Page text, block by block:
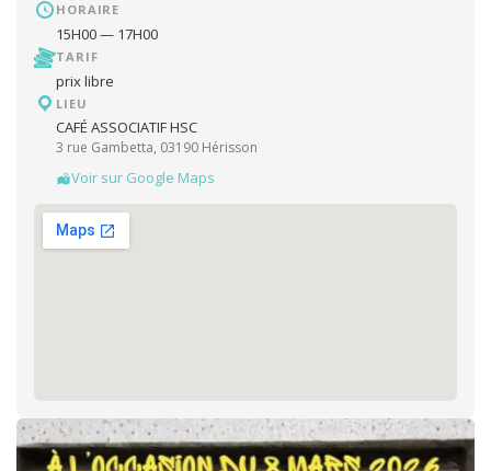
HORAIRE
15H00 — 17H00
TARIF
prix libre
LIEU
CAFÉ ASSOCIATIF HSC
3 rue Gambetta, 03190 Hérisson
Voir sur Google Maps